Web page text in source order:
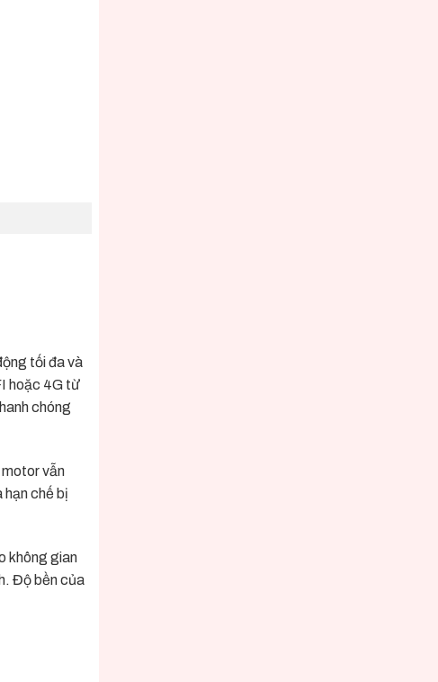
tối đa và
hoặc 4G từ
chóng
motor vẫn
hạn chế bị
không gian
Độ bền của